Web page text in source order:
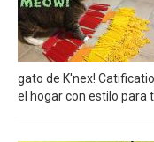
gato de K'nex!
el hogar con estilo para